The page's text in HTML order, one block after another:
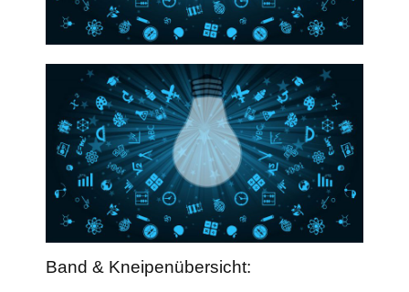
Band & Kneipenübersicht: